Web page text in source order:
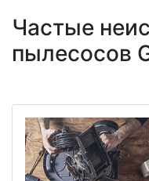
Частые
пылесосов